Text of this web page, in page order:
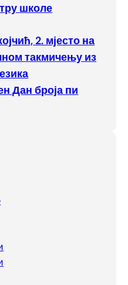
школе
2. мјесто на
такмичењу из
Дан броја пи